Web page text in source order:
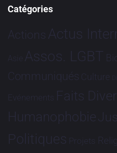
Catégories
Actions Actus
Asie Assos. LGBT
Communiqués Culture
Evénements Faits
Humanophobie
Politiques Projets